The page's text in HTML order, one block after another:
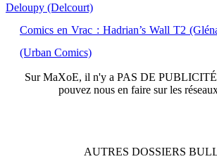
Deloupy (Delcourt)
Comics en Vrac : Hadrian’s Wall T2
(Urban Comics)
SurMaXoE, il n'y a PAS DE PUBLICITÉ
pouvez nous en faire sur les
AUTRES DOSSIERS